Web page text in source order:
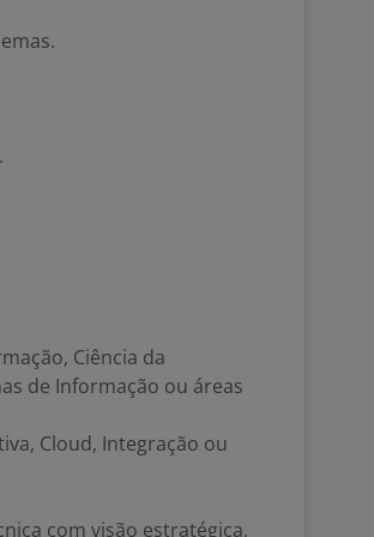
Ciência da
de Informação ou áreas
Cloud, Integração ou
com visão estratégica,